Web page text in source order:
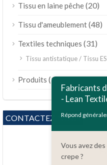
Tissu en laine pêche(20)
Tissu d'ameublement(48)
Textiles techniques (31)
Tissu antistatique / Tissu
Produits (189)
CONTACTEZ-NOUS
Fabricants
- Lean
Répond
Vous avez
crepe ?
Tiếng Việt
العربية
Bahasa Indonesia
Polski
Bahasa Melayu